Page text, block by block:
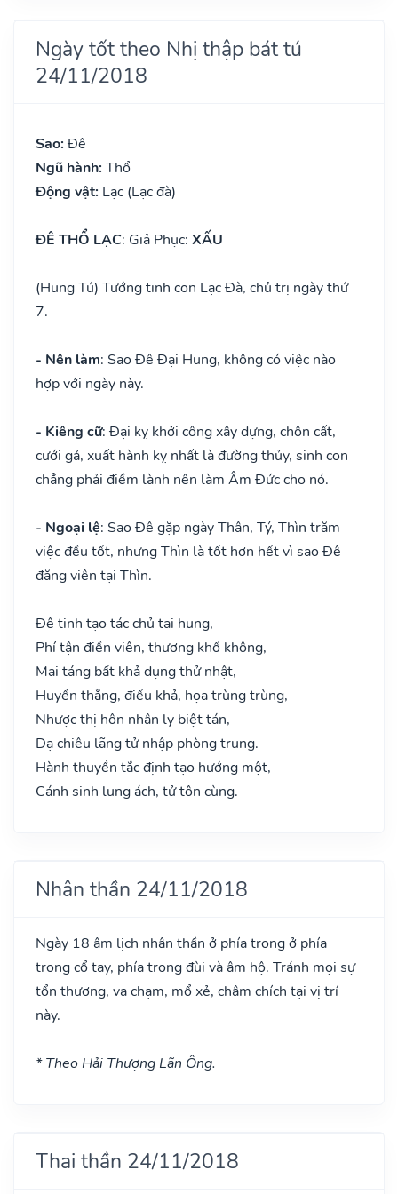
Ngày tốt theo Nhị thập bát tú
24/11/2018
Sao: Đê
Ngũ hành: Thổ
Động vật: Lạc (Lạc đà)
ĐÊ THỔ LẠC: Giả Phục: XẤU
(Hung Tú) Tướng tinh con Lạc Đà, chủ trị ngày thứ
7.
- Nên làm: Sao Đê Đại Hung, không có việc nào
hợp với ngày này.
- Kiêng cữ: Đại kỵ khởi công xây dựng, chôn cất,
cưới gả, xuất hành kỵ nhất là đường thủy, sinh con
chẳng phải điềm lành nên làm Âm Đức cho nó.
- Ngoại lệ: Sao Đê gặp ngày Thân, Tý, Thìn trăm
việc đều tốt, nhưng Thìn là tốt hơn hết vì sao Đê
đăng viên tại Thìn.
Đê tinh tạo tác chủ tai hung,
Phí tận điền viên, thương khố không,
Mai táng bất khả dụng thử nhật,
Huyền thằng, điếu khả, họa trùng trùng,
Nhược thị hôn nhân ly biệt tán,
Dạ chiêu lãng tử nhập phòng trung.
Hành thuyền tắc định tạo hướng một,
Cánh sinh lung ách, tử tôn cùng.
Nhân thần 24/11/2018
Ngày 18 âm lịch nhân thần ở phía trong ở phía
trong cổ tay, phía trong đùi và âm hộ. Tránh mọi sự
tổn thương, va chạm, mổ xẻ, châm chích tại vị trí
này.
* Theo Hải Thượng Lãn Ông.
Thai thần 24/11/2018